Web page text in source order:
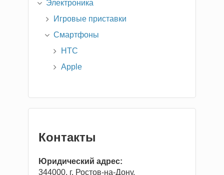
Электроника
Игровые приставки
Смартфоны
HTC
Apple
Контакты
Юридический адрес:
344000, г. Ростов-на-Дону,